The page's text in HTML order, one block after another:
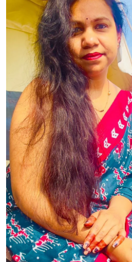
शख्सियत
धरोहर
यात्रावृत्तांत
उपन्यास
सिनेमा
शायरी
ग़ज़ल